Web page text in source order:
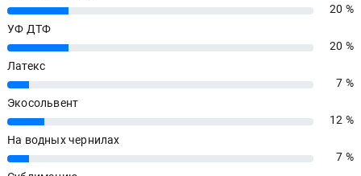
20%
20 %
УФ ДТФ
20%
20 %
Латекс
7%
7 %
Экосольвент
12%
12 %
На водных чернилах
7%
7 %